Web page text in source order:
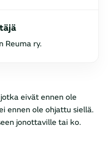
Reuma ry.
eivät ennen ole
ennen ole ohjattu siellä.
jonottaville tai ko.